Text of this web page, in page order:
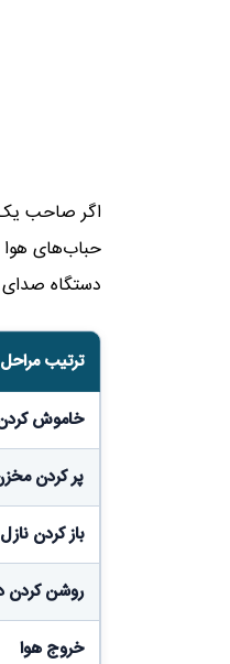
اگر صاحب یک
حباب‌های هوا
دستگاه
ترتیب
خاموش
پر کردن
باز کردن
روشن کردن
خروج هوا